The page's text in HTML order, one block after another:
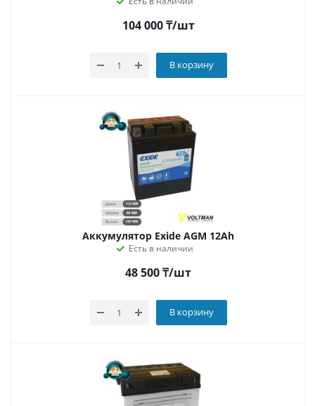
104 000₸/шт
В корзину
Аккумулятор Exide AGM 12Аh
Есть в наличии
48 500₸/шт
В корзину